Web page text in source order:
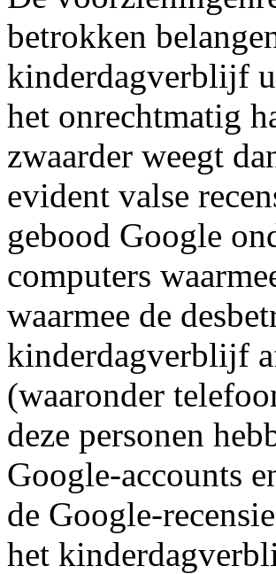
betrokken
kinderdagverblijf
het onrechtmatig
zwaarder weegt
evident valse
gebood Google
computers
waarmee de
kinderdagverblijf
(waaronder
deze personen
Google-accounts
de Google-
het